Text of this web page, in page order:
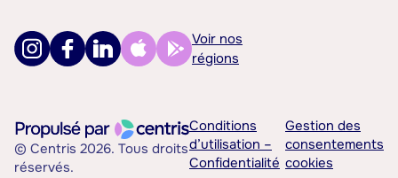
Voir nos
régions
© Centris 2026. Tous droits
réservés.
Conditions
d’utilisation –
Confidentialité
Gestion des
consentements
cookies